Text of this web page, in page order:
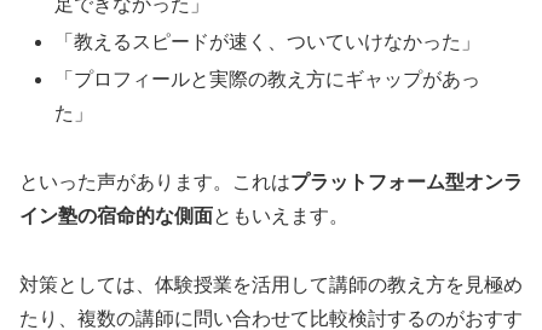
足できなかった」
「教えるスピードが速く、ついていけなかった」
「プロフィールと実際の教え方にギャップがあっ
た」
といった声があります。これはプラットフォーム型オンラ
イン塾の宿命的な側面ともいえます。
対策としては、体験授業を活用して講師の教え方を見極め
たり、複数の講師に問い合わせて比較検討するのがおすす